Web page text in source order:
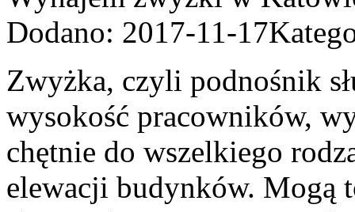
Dodano: 2017-11-17
Zwyżka, czyli podnośnik
wysokość pracowników,
chętnie do wszelkiego
elewacji budynków. Mogą